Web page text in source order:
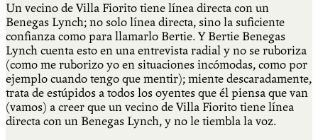
Un vecino de Villa Fiorito tiene línea directa con un
Benegas Lynch; no solo línea directa, sino la suficiente
confianza como para llamarlo Bertie. Y Bertie Benegas
Lynch cuenta esto en una entrevista radial y no se ruboriza
(como me ruborizo yo en situaciones incómodas, como por
ejemplo cuando tengo que mentir); miente descaradamente,
trata de estúpidos a todos los oyentes que él piensa que van
(vamos) a creer que un vecino de Villa Fiorito tiene línea
directa con un Benegas Lynch, y no le tiembla la voz.